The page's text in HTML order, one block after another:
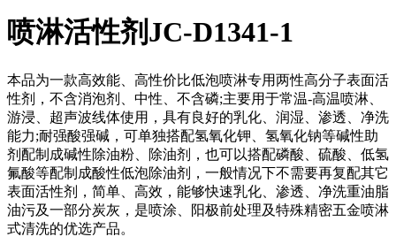
喷淋活性剂JC-D1341-1
本品为一款高效能、高性价比低泡喷淋专用两性高分子表面活
性剂，不含消泡剂、中性、不含磷;主要用于常温-高温喷淋、
游浸、超声波线体使用，具有良好的乳化、润湿、渗透、净洗
能力;耐强酸强碱，可单独搭配氢氧化钾、氢氧化钠等碱性助
剂配制成碱性除油粉、除油剂，也可以搭配磷酸、硫酸、低氢
氟酸等配制成酸性低泡除油剂，一般情况下不需要再复配其它
表面活性剂，简单、高效，能够快速乳化、渗透、净洗重油脂
油污及一部分炭灰，是喷涂、阳极前处理及特殊精密五金喷淋
式清洗的优选产品。